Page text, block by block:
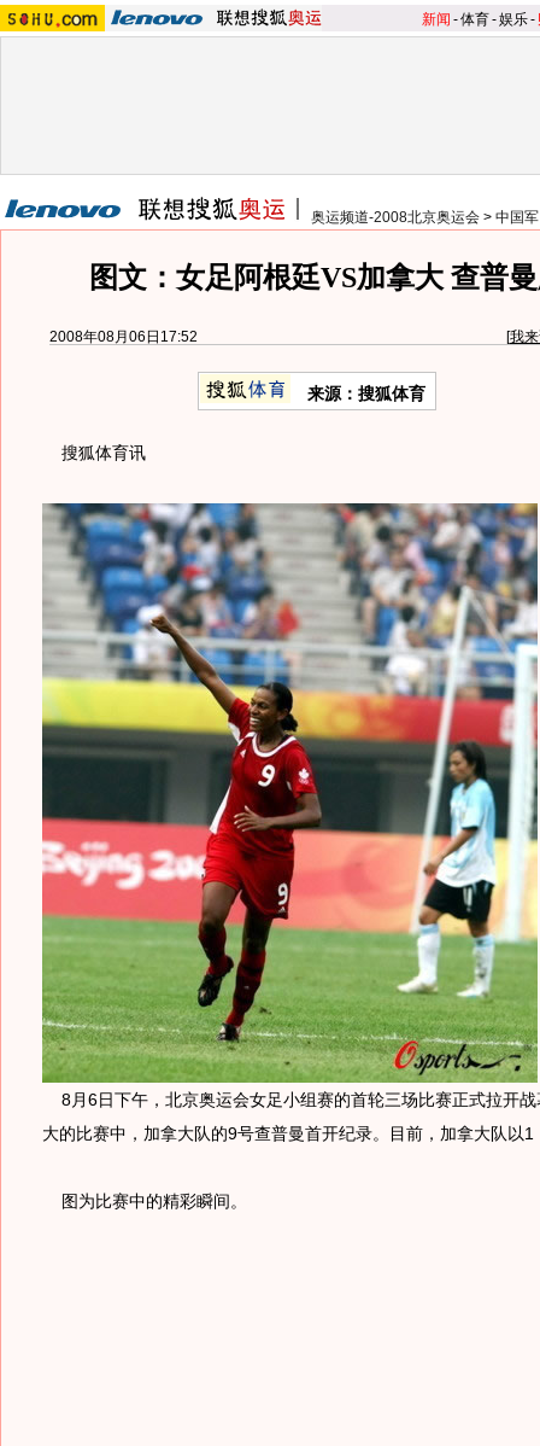
新闻 -体育-娱乐-
奥运频道-2008北京奥运会 > 中国
图文：女足阿根廷VS加拿大 查普
2008年08月06日17:52 [我
来源：搜狐体育
搜狐体育讯
8月6日下午，北京奥运会女足小组赛的首轮三场比赛正式拉开战
大的比赛中，加拿大队的9号查普曼首开纪录。目前，加拿大队以1
图为比赛中的精彩瞬间。